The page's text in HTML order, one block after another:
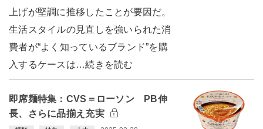
上げが堅調に推移したことが要因だ。
生活スタイルの見直しを強いられた消
費者が“よく知っているブランド”を購
入するケースは…続きを読む
即席麺特集：CVS＝ローソン PB伸
長、さらに品揃え充実